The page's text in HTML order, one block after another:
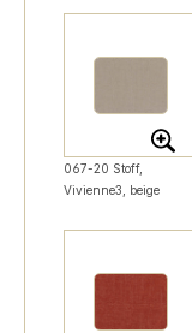
067-20 Stoff,
Vivienne3, beige